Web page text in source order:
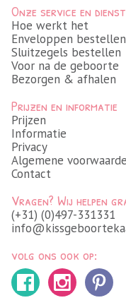
Onze service en
Hoe werkt het
Enveloppen bestellen
Sluitzegels bestellen
Voor na de geboorte
Bezorgen & afhalen
Prijzen en informatie
Prijzen
Informatie
Privacy
Algemene
Contact
Vragen? Wij helpen
(+31) (0)497-331331
volg ons ook op: